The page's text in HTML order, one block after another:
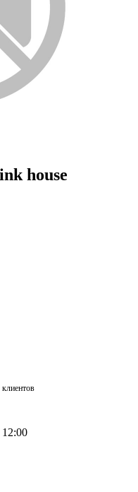
house
12:00